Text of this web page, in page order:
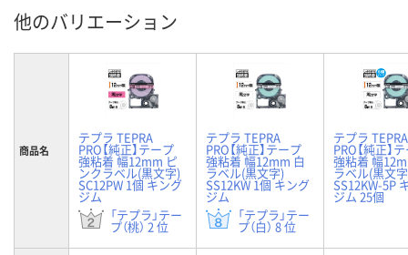
他のバリエーション
商品名
テプラ TEPRA
PRO【純正】テープ
強粘着 幅12mm ピ
ンクラベル(黒文字)
SC12PW 1個 キング
ジム
「テプラ」テー
プ（桃） 2 位
テプラ TEPRA
PRO【純正】テープ
強粘着 幅12mm 白
ラベル(黒文字)
SS12KW 1個 キング
ジム
「テプラ」テー
プ（白） 8 位
テプラ TEPRA
PRO【純正】
強粘着 幅
ラベル(黒文
SS12KW-5P
ジム 25個